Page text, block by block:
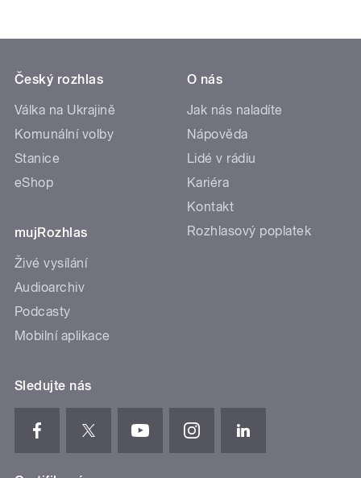
Český rozhlas
Válka na Ukrajině
Komunální volby
Stanice
eShop
mujRozhlas
Živé vysílání
Audioarchiv
Podcasty
Mobilní aplikace
O nás
Jak nás naladíte
Nápověda
Lidé v rádiu
Kariéra
Kontakt
Rozhlasový poplatek
Sledujte nás